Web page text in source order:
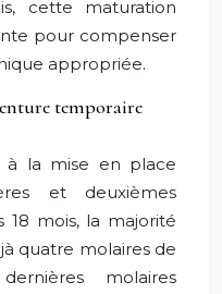
cette maturation
pour compenser
appropriée.
temporaire
à la mise en place
et deuxièmes
18 mois, la majorité
quatre molaires de
molaires